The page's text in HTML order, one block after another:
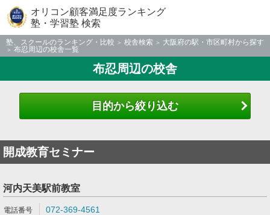
オリコン顧客満足度ランキング
塾・学習塾 検索
塾、スクールのランキング・比較 校舎検索
大阪府の駅・市区町村から探す
布忍周辺の校舎一覧
布忍周辺の校舎
目的から絞り込む
開成教育セミナー
河内天美駅前教室
072-369-4561